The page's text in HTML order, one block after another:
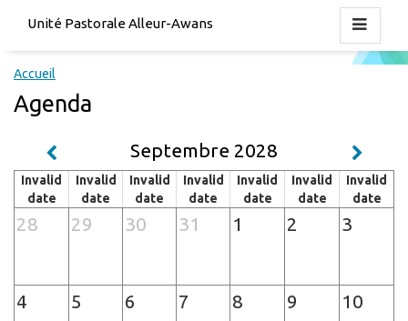
Unité Pastorale Alleur-Awans
Accueil
Agenda
Septembre 2028
Invalid
date
Invalid
date
Invalid
date
Invalid
date
Invalid
date
Invalid
date
Invalid
date
28 29 30 31 1 2 3
4 5 6 7 8 9 10